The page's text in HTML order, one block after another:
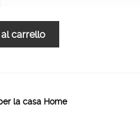
carrello
la casa Home